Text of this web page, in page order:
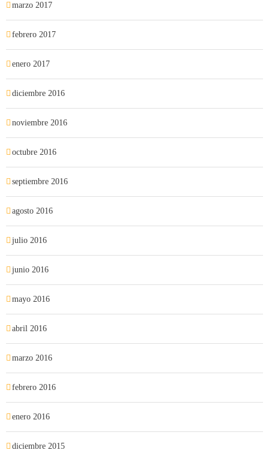
marzo 2017
febrero 2017
enero 2017
diciembre 2016
noviembre 2016
octubre 2016
septiembre 2016
agosto 2016
julio 2016
junio 2016
mayo 2016
abril 2016
marzo 2016
febrero 2016
enero 2016
diciembre 2015